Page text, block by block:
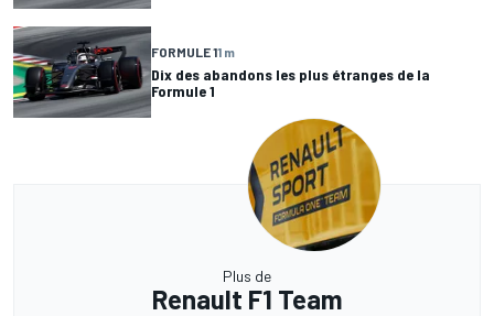
FORMULE 11 m
Dix des abandons les plus étranges de la
Formule 1
Plus de
Renault F1 Team